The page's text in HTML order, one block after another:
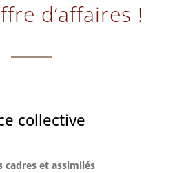
d’affaires !
collective
cadres et assimilés